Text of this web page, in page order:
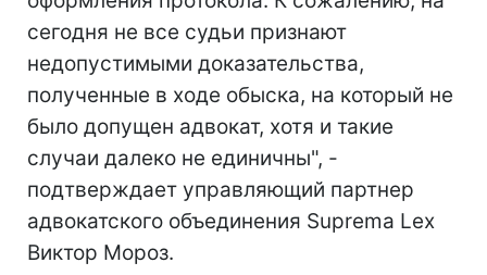
сегодня не все судьи признают
недопустимыми доказательства,
полученные в ходе обыска, на который не
было допущен адвокат, хотя и такие
случаи далеко не единичны", -
подтверждает управляющий партнер
адвокатского объединения Suprema Lex
Виктор Мороз.